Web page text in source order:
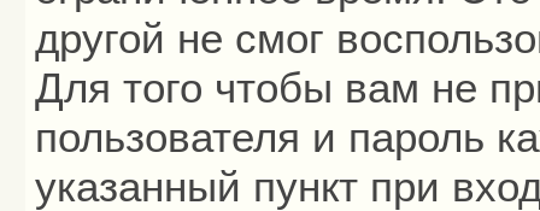
другой не смог
Для того чтобы вам не
пользователя и пароль
указанный пункт при